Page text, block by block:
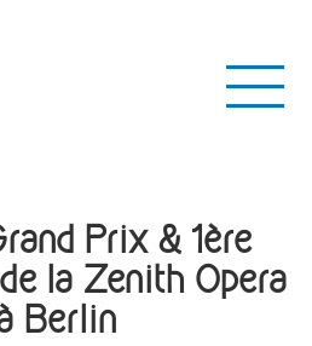
Prix & 1ère
la Zenith Opera
Berlin